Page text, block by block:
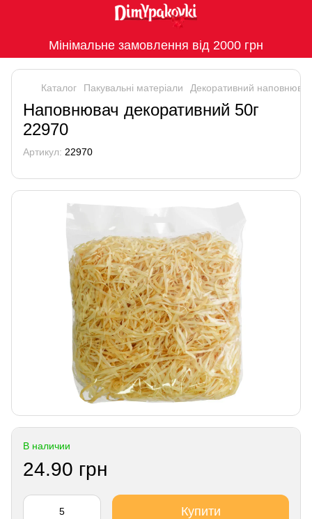
Мінімальне замовлення від 2000 грн
Каталог Пакувальні матеріали Декоративний наповнювач
Наповнювач декоративний 50г
22970
Артикул: 22970
В наличии
24.90 грн
Купити